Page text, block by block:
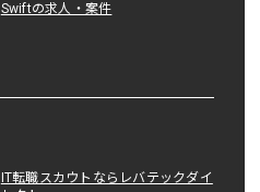
Swiftの求人・案件
IT転職スカウトならレバテックダイ